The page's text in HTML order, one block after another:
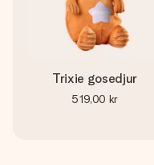
Trixie gosedjur
519,00 kr